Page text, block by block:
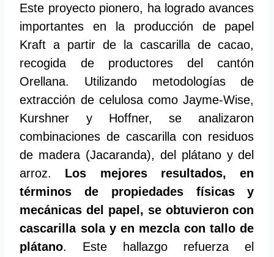
Este proyecto pionero, ha logrado avances
importantes en la producción de papel
Kraft a partir de la cascarilla de cacao,
recogida de productores del cantón
Orellana. Utilizando metodologías de
extracción de celulosa como Jayme-Wise,
Kurshner y Hoffner, se analizaron
combinaciones de cascarilla con residuos
de madera (Jacaranda), del plátano y del
arroz. Los mejores resultados, en
términos de propiedades físicas y
mecánicas del papel, se obtuvieron con
cascarilla sola y en mezcla con tallo de
plátano. Este hallazgo refuerza el